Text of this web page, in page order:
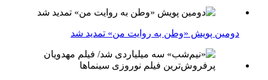
دومین پویش «وطن به روایت من» تمدید شد